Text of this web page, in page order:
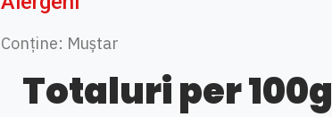
Conține: Muștar
Totaluri per 100g